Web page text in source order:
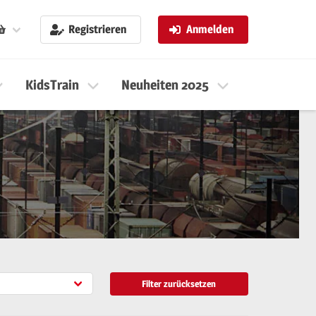
Registrieren Anmelden
KidsTrain Neuheiten 2025
Filter zurücksetzen